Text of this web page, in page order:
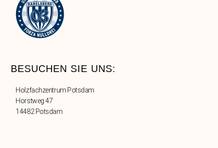
BESUCHEN SIE UNS:
Holzfachzentrum Potsdam
Horstweg 47
14482 Potsdam